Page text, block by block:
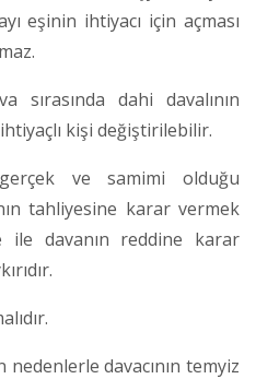
eşinin ihtiyacı için açması
sırasında dahi davalının
kişi değiştirilebilir.
ve samimi olduğu
tahliyesine karar vermek
ile davanın reddine karar
nedenlerle davacının temyiz